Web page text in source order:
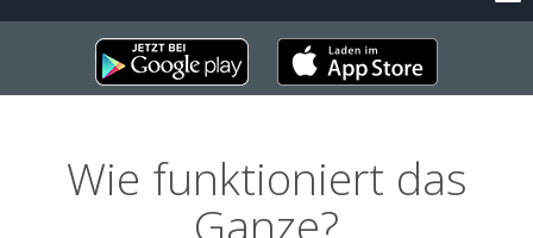
Wie funktioniert das
Ganze?